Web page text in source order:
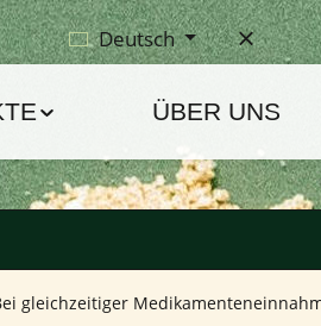
Deutsch
ÜBER UNS
gleichzeitiger